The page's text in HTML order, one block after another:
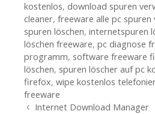
kostenlos, download spuren
cleaner, freeware alle pc spuren
spuren löschen, internetspuren
löschen freeware, pc diagnose
programm, software freeware
löschen, spuren löscher auf pc
firefox, wipe kostenlos
freeware
Beitrags-Navigation
Internet Download Manager